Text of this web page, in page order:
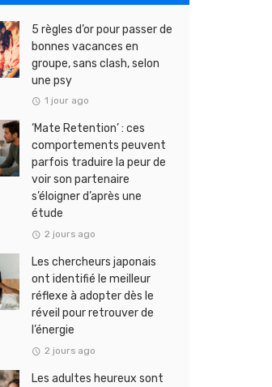
5 règles d’or pour passer de
bonnes vacances en
groupe, sans clash, selon
une psy
1 jour ago
‘Mate Retention’ : ces
comportements peuvent
parfois traduire la peur de
voir son partenaire
s’éloigner d’après une
étude
2 jours ago
Les chercheurs japonais
ont identifié le meilleur
réflexe à adopter dès le
réveil pour retrouver de
l’énergie
2 jours ago
Les adultes heureux sont